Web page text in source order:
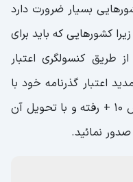
بسیار ضرورت دارد
کشورهایی که باید برای
طریق کنسولگری اعتبار
اعتبار گذرنامه خود با
مدارک لازم باید به یکی از دفاتر پلیس 10 + رفته و با تحویل آن
صدور نمائید.